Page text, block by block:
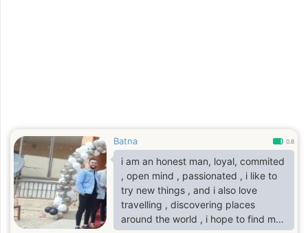
Batna 0.8
i am an honest man, loyal, commited
, open mind , passionated , i like to
try new things , and i also love
travelling , discovering places
around the world , i hope to find my